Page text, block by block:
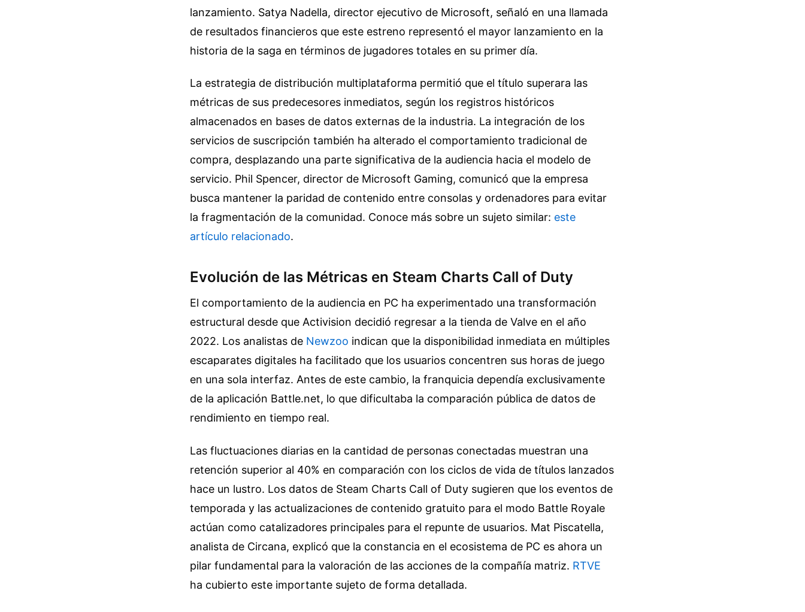
lanzamiento. Satya Nadella, director ejecutivo de Microsoft, señaló en una llamada
de resultados financieros que este estreno representó el mayor lanzamiento en la
historia de la saga en términos de jugadores totales en su primer día.
La estrategia de distribución multiplataforma permitió que el título superara las
métricas de sus predecesores inmediatos, según los registros históricos
almacenados en bases de datos externas de la industria. La integración de los
servicios de suscripción también ha alterado el comportamiento tradicional de
compra, desplazando una parte significativa de la audiencia hacia el modelo de
servicio. Phil Spencer, director de Microsoft Gaming, comunicó que la empresa
busca mantener la paridad de contenido entre consolas y ordenadores para evitar
la fragmentación de la comunidad. Conoce más sobre un sujeto similar: este
artículo relacionado.
Evolución de las Métricas en Steam Charts Call of Duty
El comportamiento de la audiencia en PC ha experimentado una transformación
estructural desde que Activision decidió regresar a la tienda de Valve en el año
2022. Los analistas de Newzoo indican que la disponibilidad inmediata en múltiples
escaparates digitales ha facilitado que los usuarios concentren sus horas de juego
en una sola interfaz. Antes de este cambio, la franquicia dependía exclusivamente
de la aplicación Battle.net, lo que dificultaba la comparación pública de datos de
rendimiento en tiempo real.
Las fluctuaciones diarias en la cantidad de personas conectadas muestran una
retención superior al 40% en comparación con los ciclos de vida de títulos lanzados
hace un lustro. Los datos de Steam Charts Call of Duty sugieren que los eventos de
temporada y las actualizaciones de contenido gratuito para el modo Battle Royale
actúan como catalizadores principales para el repunte de usuarios. Mat Piscatella,
analista de Circana, explicó que la constancia en el ecosistema de PC es ahora un
pilar fundamental para la valoración de las acciones de la compañía matriz. RTVE
ha cubierto este importante sujeto de forma detallada.